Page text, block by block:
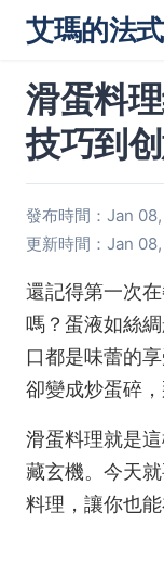
艾瑪的法
滑蛋料
技巧到
發布時間：Jan
更新時間：Jan
還記得第一次
嗎？蛋液如絲
口都是味蕾的
卻變成炒蛋碎，
滑蛋料理就是
藏玄機。今天
料理，讓你也